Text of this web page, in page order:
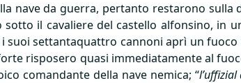
nave da guerra, pertanto restarono sulla
il cavaliere del castello alfonsino, in
suoi settantaquattro cannoni aprì un
risposero quasi immediatamente al
comandante della nave nemica; “